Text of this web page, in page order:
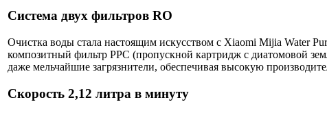
Система двух фильтров RO
Очистка воды стала настоящим искусством с Xiaomi Mijia Water
композитный фильтр PPC (пропускной картридж с диатомовой
даже мельчайшие загрязнители, обеспечивая высокую
Скорость 2,12 литра в минуту